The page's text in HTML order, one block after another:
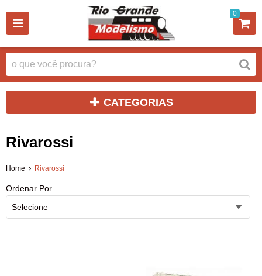
0
CATEGORIAS
Rivarossi
Home Rivarossi
Ordenar Por
Selecione